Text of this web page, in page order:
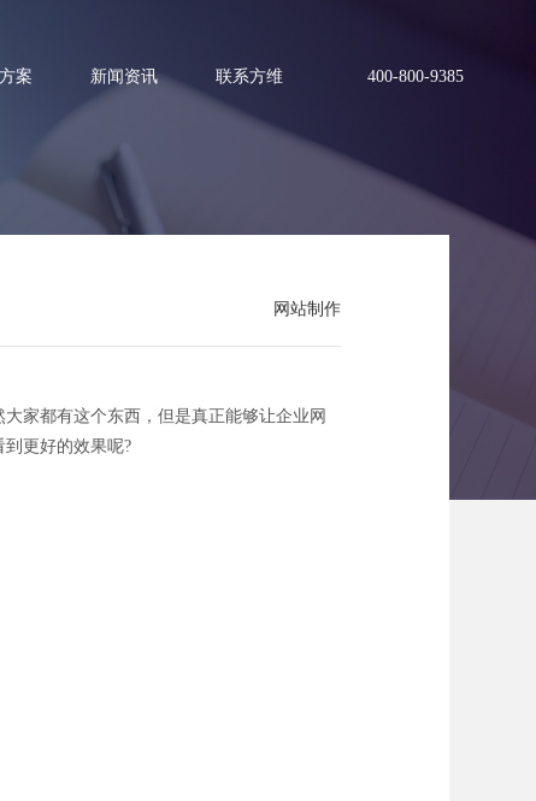
案 新闻资讯 联系方维 400-800-9385
网站制作
家都有这个东西，但是真正能够让企业网
更好的效果呢?